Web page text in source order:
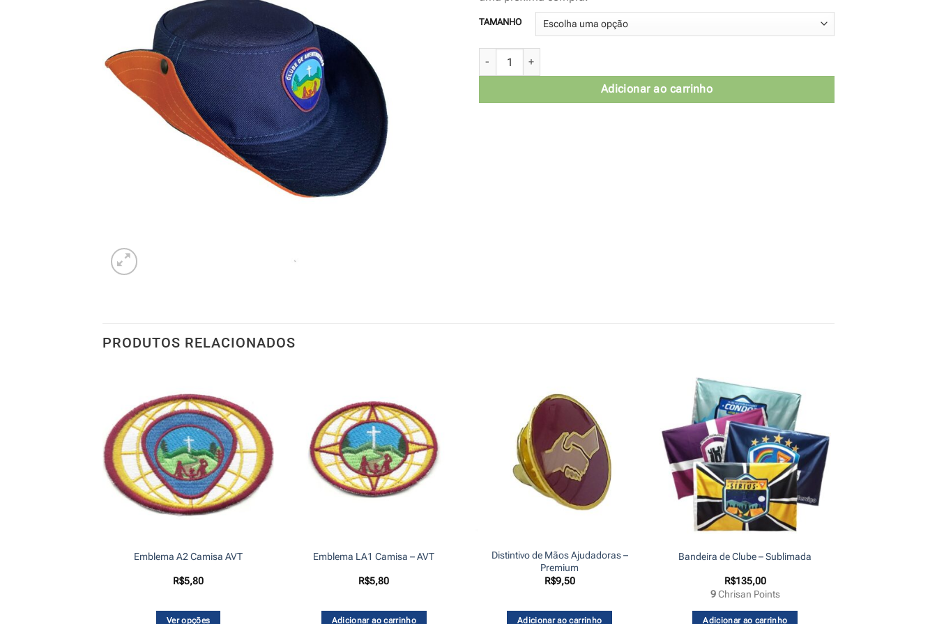
TAMANHO
Chapéu AVT - Azul c/laranja quantidade
Adicionar ao carrinho
PRODUTOS RELACIONADOS
Emblema A2 Camisa AVT
R$5,80
Ver opções
Emblema LA1 Camisa – AVT
R$5,80
Adicionar ao carrinho
Distintivo de Mãos Ajudadoras –
Premium
R$9,50
Adicionar ao carrinho
Bandeira de Clube – Sublimada
R$135,00
9Chrisan Points
Adicionar ao carrinho